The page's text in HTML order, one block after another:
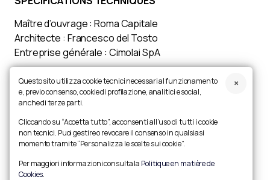
Maître d’ouvrage : Roma Capitale
Architecte : Francesco del Tosto
Entreprise générale : Cimolai SpA
Dimensions :
Longueur : 160 m
Largeur : 31,5 m – 40 m
Hauteur : 36 m arc, 9 m tablier
Portées : 19 m + 125 m + 15 m
Arc : 125 m
Haubans : 58
Questo sito utilizza cookie tecnici necessari al funzionamento
e, previo consenso, cookie di profilazione, analitici e social,
anche di terze parti.
Cliccando su “Accetta tutto”, acconsenti all’uso di tutti i cookie
non tecnici. Puoi gestire o revocare il consenso in qualsiasi
momento tramite “Personalizza le scelte sui cookie”.
Per maggiori informazioni consulta la Politique en matière de
Cookies.